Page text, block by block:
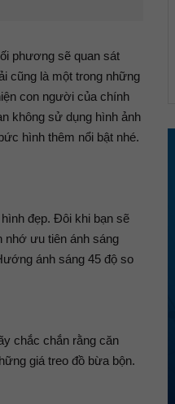
phương sẽ quan sát
cũng là một trong những
con người của chính
không sử dụng hình ảnh
hình thêm nổi bật nhé.
đẹp. Đôi khi bạn sẽ
nhớ ưu tiên ánh sáng
ánh sáng 45 độ so
chắc chắn rằng căn
giá treo đồ bừa bộn.